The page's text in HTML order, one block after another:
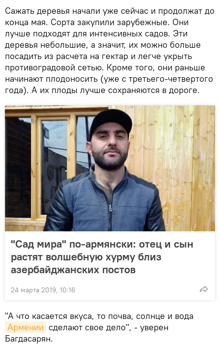
Сажать деревья начали уже сейчас и продолжат до
конца мая. Сорта закупили зарубежные. Они
лучше подходят для интенсивных садов. Эти
деревья небольшие, а значит, их можно больше
посадить из расчета на гектар и легче укрыть
противоградовой сетью. Кроме того, они раньше
начинают плодоносить (уже с третьего-четвертого
года). А их плоды лучше сохраняются в дороге.
"Сад мира" по-армянски: отец и сын
растят волшебную хурму близ
азербайджанских постов
24 марта 2019, 10:16
"А что касается вкуса, то почва, солнце и вода
Армении сделают свое дело", - уверен
Багдасарян.